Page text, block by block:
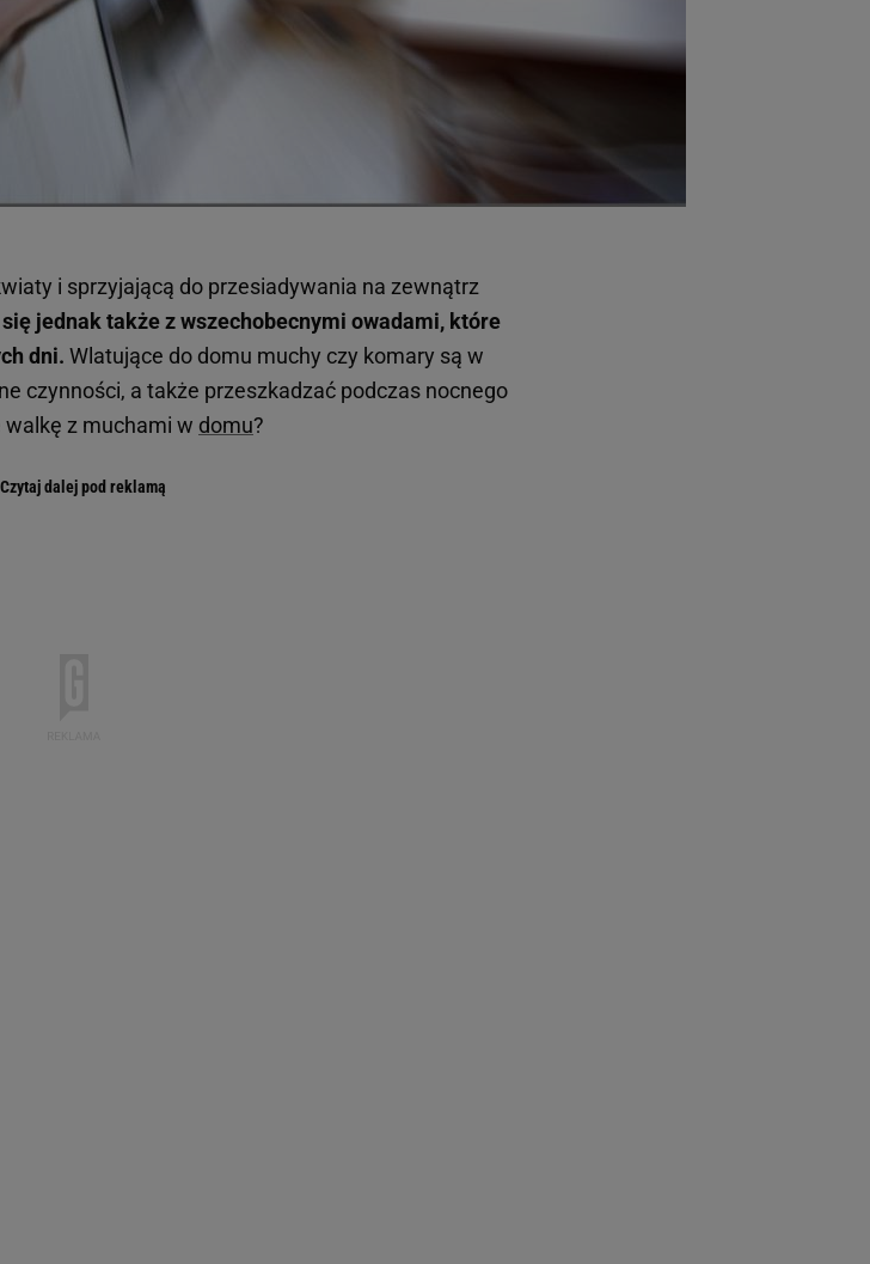
i sprzyjającą do przesiadywania na zewnątrz
jednak także z wszechobecnymi owadami, które
dni. Wlatujące do domu muchy czy komary są w
czynności, a także przeszkadzać podczas nocnego
walkę z muchami w domu?